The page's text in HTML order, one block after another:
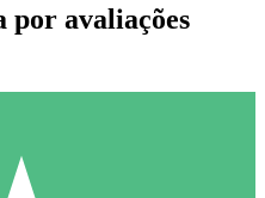
por avaliações